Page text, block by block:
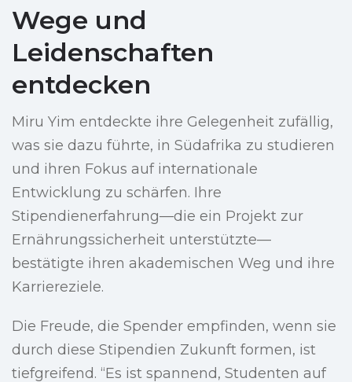
Wege und
Leidenschaften
entdecken
Miru Yim entdeckte ihre Gelegenheit zufällig,
was sie dazu führte, in Südafrika zu studieren
und ihren Fokus auf internationale
Entwicklung zu schärfen. Ihre
Stipendienerfahrung—die ein Projekt zur
Ernährungssicherheit unterstützte—
bestätigte ihren akademischen Weg und ihre
Karriereziele.
Die Freude, die Spender empfinden, wenn sie
durch diese Stipendien Zukunft formen, ist
tiefgreifend. “Es ist spannend, Studenten auf